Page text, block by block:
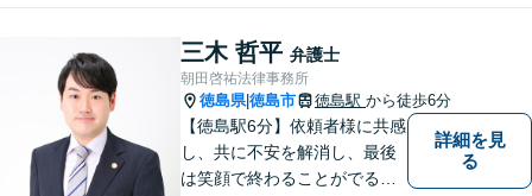
三木 哲平 弁護士
朝田啓祐法律事務所
徳島県|徳島市 徳島駅 から徒歩6分
【徳島駅6分】依頼者様に共感
し、共に不安を解消し、最後
は笑顔で終わることがでるよ
詳細を見
る